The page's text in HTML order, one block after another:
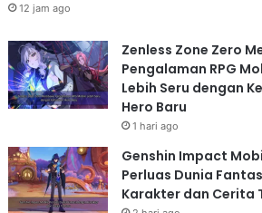
12 jam ago
Zenless Zone Zero
Pengalaman RPG
Lebih Seru dengan
Hero Baru
1 hari ago
Genshin Impact
Perluas Dunia
Karakter dan Cerita